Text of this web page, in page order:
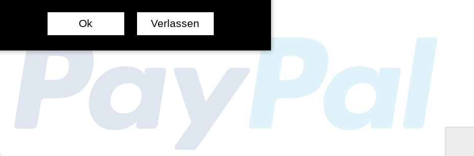
Ok Verlassen